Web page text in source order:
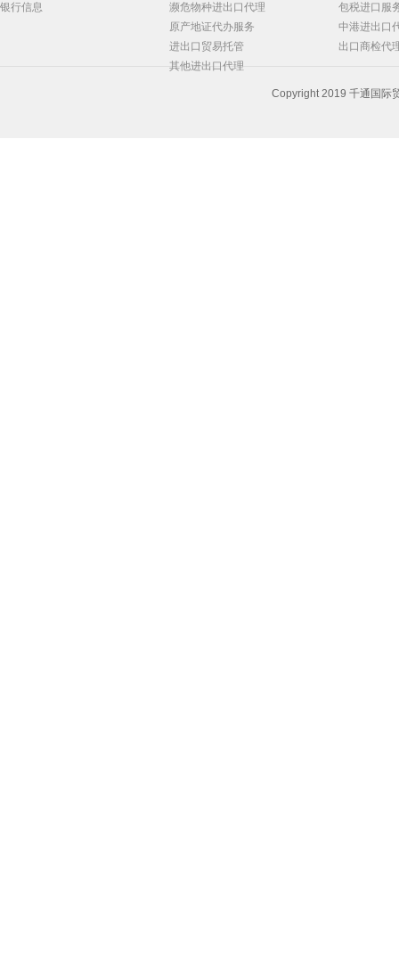
银行信息
濒危物种进出口代理
原产地证代办服务
进出口贸易托管
其他进出口代理
包税进口服
中港进出口
出口商检代
Copyright 2019 千通国